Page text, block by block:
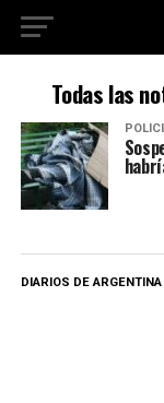
Todas las
DIARIOS DE ARGENTINA